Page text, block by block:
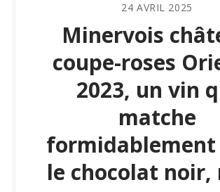
24 AVRIL 2025
Minervois
coupe-roses
2023, un vin
matche
formidablement
le chocolat noir,